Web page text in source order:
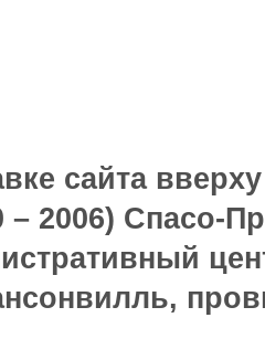
сайта
– 2006) Спасо-